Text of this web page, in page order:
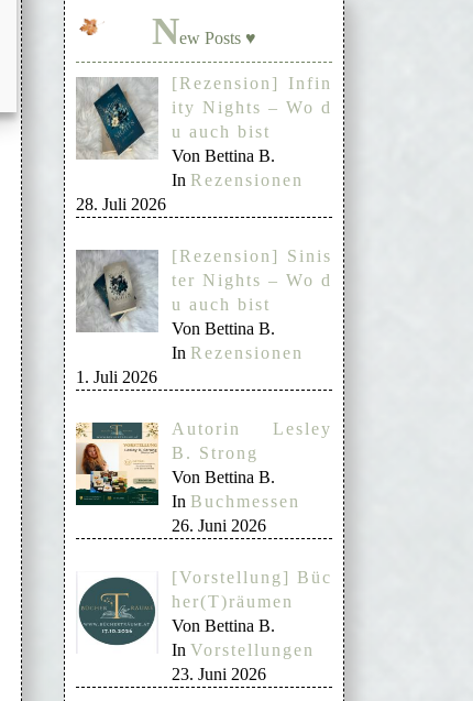
New Posts ♥
[Rezension] Infin
ity Nights – Wo d
u auch bist
Von Bettina B.
In Rezensionen
28. Juli 2026
[Rezension] Sinis
ter Nights – Wo d
u auch bist
Von Bettina B.
In Rezensionen
1. Juli 2026
Autorin Lesley
B. Strong
Von Bettina B.
In Buchmessen
26. Juni 2026
[Vorstellung] Büc
her(T)räumen
Von Bettina B.
In Vorstellungen
23. Juni 2026